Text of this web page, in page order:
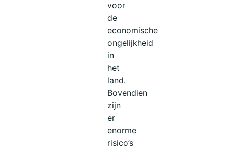
voor
de
economische
ongelijkheid
in
het
land.
Bovendien
zijn
er
enorme
risico’s